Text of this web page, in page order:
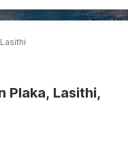
Plaka, Lasithi,